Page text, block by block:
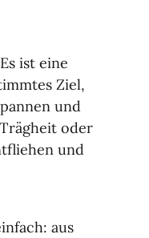
ist eine
Ziel,
und
oder
und
aus